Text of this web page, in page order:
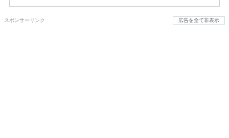
スポンサーリンク 広告を全て非表示